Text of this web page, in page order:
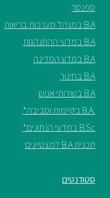
ספנסר
B.A במנהל מערכות בריאות
B.A במדעי ההתנהגות
B.A במדע המדינה
B.A בחינוך
B.A בשירותי אנוש
.B.A בקיימות וסביבה*
B.Sc במדעי הנתונים*
תכנית B.A למצטיינים
סטודנטים